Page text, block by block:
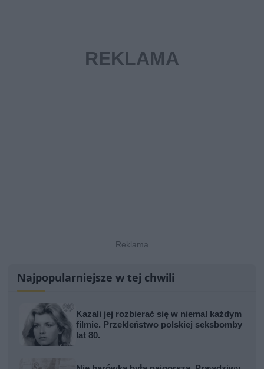
Najpopularniejsze w tej chwili
Kazali jej rozbierać się w niemal każdym
filmie. Przekleństwo polskiej seksbomby
lat 80.